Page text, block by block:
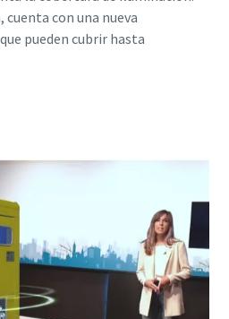
con una nueva
pueden cubrir hasta